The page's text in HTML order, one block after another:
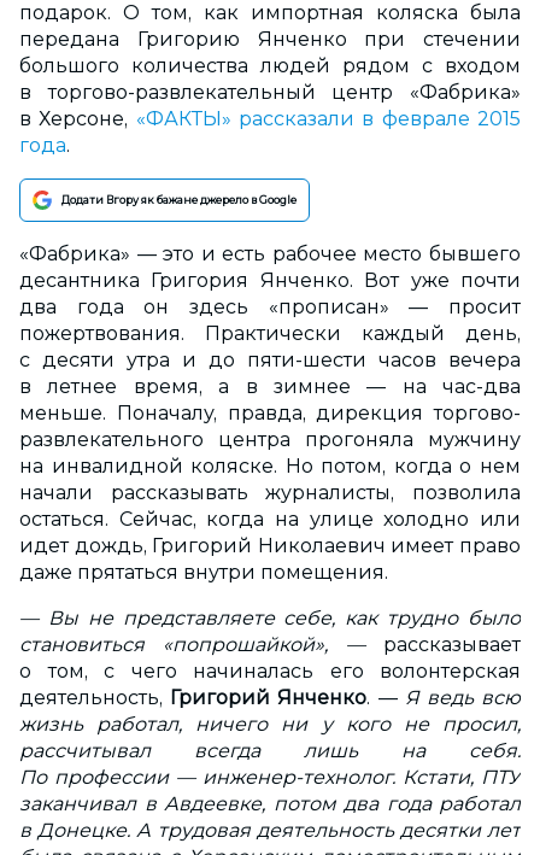
подарок. О том, как импортная коляска была
передана Григорию Янченко при стечении
большого количества людей рядом с входом
в торгово-развлекательный центр «Фабрика»
в Херсоне, «ФАКТЫ» рассказали в феврале 2015
года.
Додати Вгору як бажане джерело в Google
«Фабрика» — это и есть рабочее место бывшего
десантника Григория Янченко. Вот уже почти
два года он здесь «прописан» — просит
пожертвования. Практически каждый день,
с десяти утра и до пяти-шести часов вечера
в летнее время, а в зимнее — на час-два
меньше. Поначалу, правда, дирекция торгово-
развлекательного центра прогоняла мужчину
на инвалидной коляске. Но потом, когда о нем
начали рассказывать журналисты, позволила
остаться. Сейчас, когда на улице холодно или
идет дождь, Григорий Николаевич имеет право
даже прятаться внутри помещения.
— Вы не представляете себе, как трудно было
становиться «попрошайкой», —рассказывает
о том, с чего начиналась его волонтерская
деятельность, Григорий Янченко. — Я ведь всю
жизнь работал, ничего ни у кого не просил,
рассчитывал всегда лишь на себя.
По профессии — инженер-технолог. Кстати, ПТУ
заканчивал в Авдеевке, потом два года работал
в Донецке. А трудовая деятельность десятки лет